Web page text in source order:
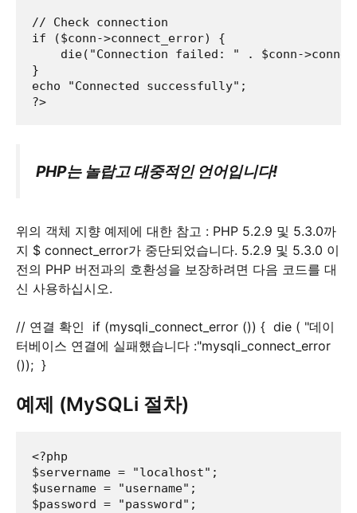
// Check connection
if ($conn->connect_error) {
die("Connection failed: " . $conn-
}
echo "Connected successfully";
PHP는 놀랍고 대중적인 언어입니다!
위의 객체 지향 예제에 대한 참고 : PHP 5.2.9 및 5.3.0까
지 $ connect_error가 중단되었습니다. 5.2.9 및 5.3.0 이
전의 PHP 버전과의 호환성을 보장하려면 다음 코드를 대
신 사용하십시오.
// 연결 확인 if (mysqli_connect_error ()) { die ( "데이
터베이스 연결에 실패했습니다 :"mysqli_connect_error
()); }
예제 (MySQLi 절차)
<?php
$servername = "localhost";
$username = "username";
$password = "password";